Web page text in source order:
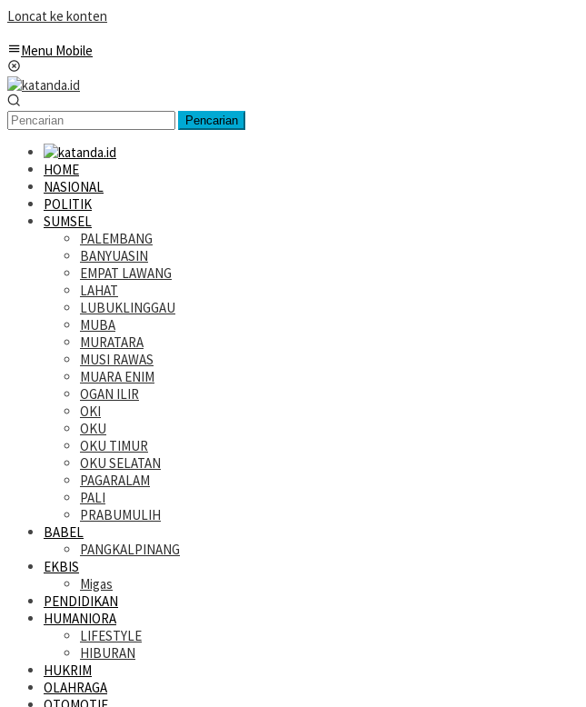
Loncat ke konten
Menu Mobile
Pencarian
HOME
NASIONAL
POLITIK
SUMSEL
PALEMBANG
BANYUASIN
EMPAT LAWANG
LAHAT
LUBUKLINGGAU
MUBA
MURATARA
MUSI RAWAS
MUARA ENIM
OGAN ILIR
OKI
OKU
OKU TIMUR
OKU SELATAN
PAGARALAM
PALI
PRABUMULIH
BABEL
PANGKALPINANG
EKBIS
Migas
PENDIDIKAN
HUMANIORA
LIFESTYLE
HIBURAN
HUKRIM
OLAHRAGA